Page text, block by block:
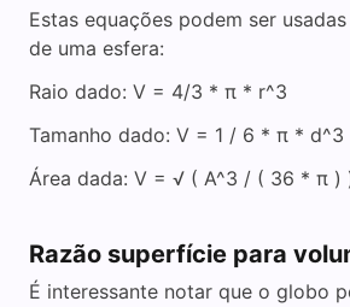
Estas equações podem ser
de uma esfera:
Raio dado: V = 4/3 * π * r^3
Tamanho dado: V = 1 / 6 * π * d^3
Área dada: V = √ ( A^3 / ( 36 * π )
Razão superfície para
É interessante notar que o globo